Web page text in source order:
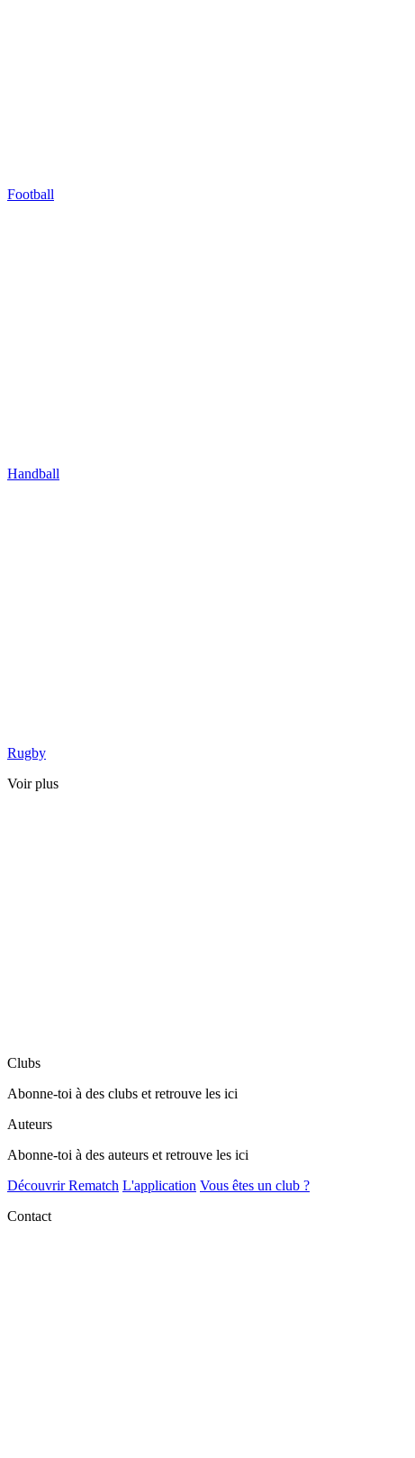
Football
Handball
Rugby
Voir plus
Clubs
Abonne-toi à des clubs et retrouve les ici
Auteurs
Abonne-toi à des auteurs et retrouve les ici
Découvrir Rematch L'application Vous êtes un club ?
Contact